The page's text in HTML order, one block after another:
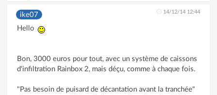
ike07 14/12/14 12:44
Hello
Bon, 3000 euros pour tout, avec un système de caissons
d'infiltration Rainbox 2, mais déçu, comme à chaque fois.
"Pas besoin de puisard de décantation avant la tranchée"